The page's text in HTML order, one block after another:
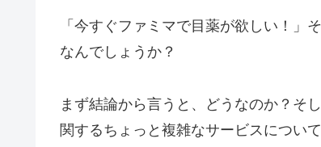
「今すぐファミマで目薬が欲しい！」
なんでしょうか？
まず結論から言うと、どうなのか？そ
関するちょっと複雑なサービスについ